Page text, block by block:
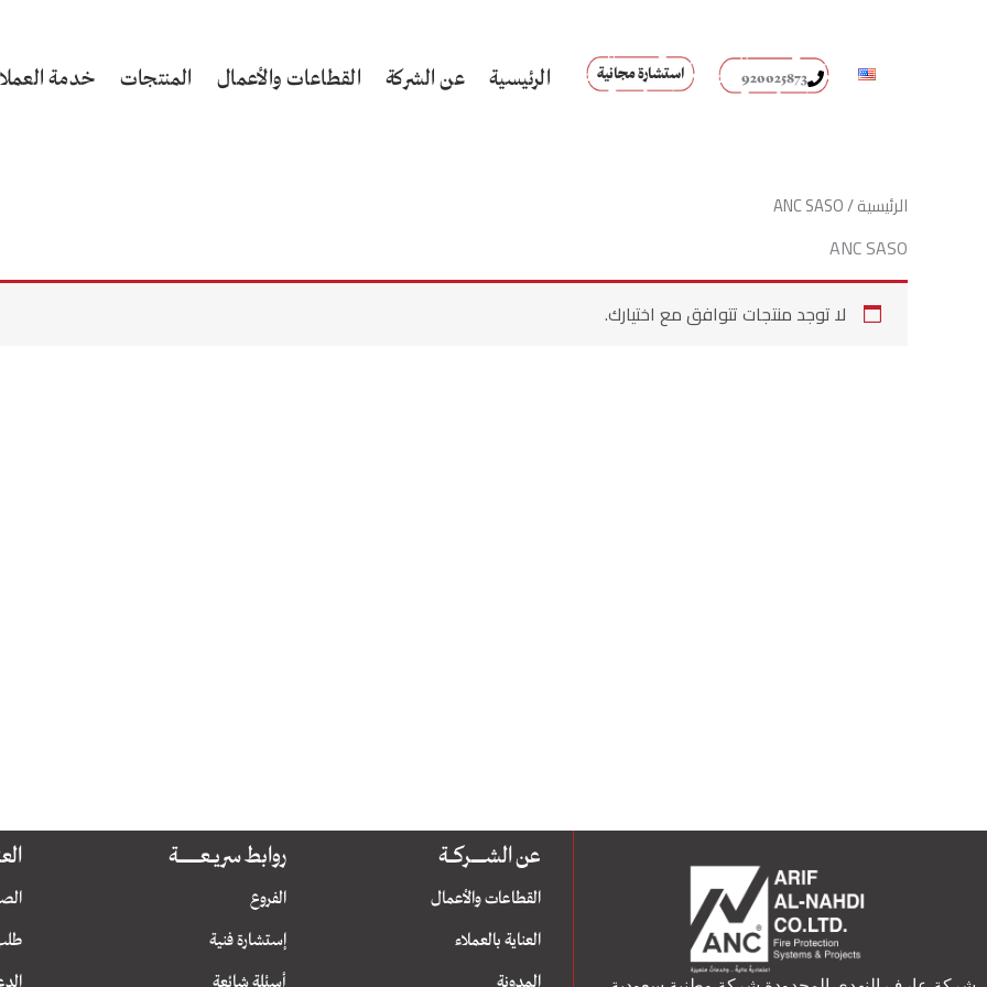
920025873 استشارة مجانية الرئيسية عن الشركة القطاعات والأعمال المنتجات خدمة
الرئيسية/ ANC SASO
ANC SASO
لا توجد منتجات تتوافق مع اختيارك.
عن الشــــــــــــركــــــة
القطاعات والأعمال
العناية بالعملاء
المدونة
روابط سريــــعــــــــــــــــــــة
الفروع
إستشارة فنية
أسئلة شائعة